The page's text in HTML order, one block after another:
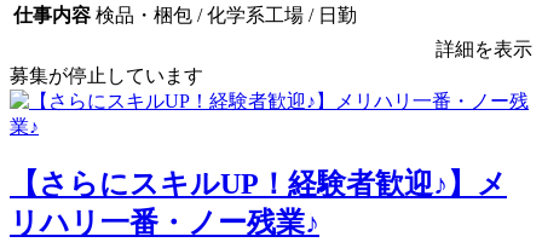
仕事内容 検品・梱包 / 化学系工場 / 日勤
詳細を表示
募集が停止しています
【さらにスキルUP！経験者歓迎♪】メ
リハリ一番・ノー残業♪